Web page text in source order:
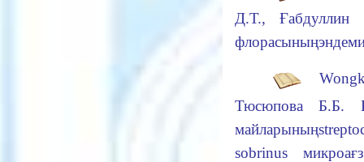
Д.Т.,
флорасының
Тюсюпова Б.Б.
майларының
sobrinus